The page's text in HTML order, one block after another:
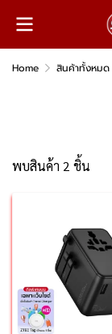
Home สินค้าทั้งหมด
พบสินค้า 2 ชิ้น